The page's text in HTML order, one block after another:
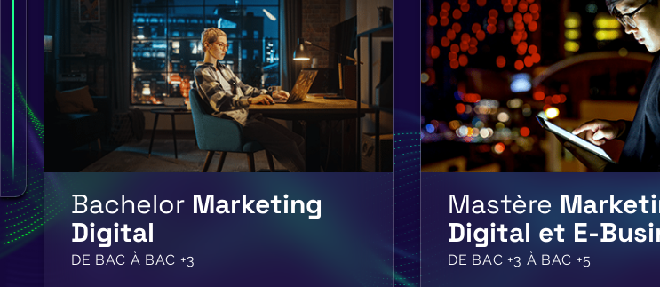
Bachelor Marketing
Digital
DE BAC À BAC +3
Mastère
Digital et E-
DE BAC +3 À BAC +5